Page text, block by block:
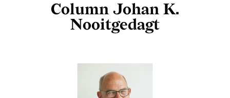
Column Johan K.
Nooitgedagt